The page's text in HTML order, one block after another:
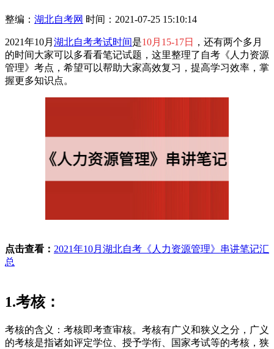
整编： 湖北自考网 时间：2021-07-25 15:10:14
2021年10月 湖北自考考试时间是10月15-17日
，还有两个多月
的时间大家可以多看看笔记试题，这里整理了自考《人力资源
管理》考点，希望可以帮助大家高效复习，提高学习效率，掌
握更多知识点。
点击查看： 2021年10月湖北自考《人力资源管理》串讲笔记汇
总
1.考核：
考核的含义：考核即考查审核。考核有广义和狭义之分，广义
的考核是指诸如评定学位、授予学衔、国家考试等的考核，狭